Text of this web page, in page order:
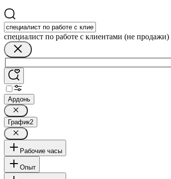
специалист по работе с клиентами (не продажи)
Ардонь
График2
Рабочие часы
Опыт